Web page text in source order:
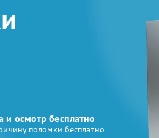
и осмотр бесплатно
поломки бесплатно